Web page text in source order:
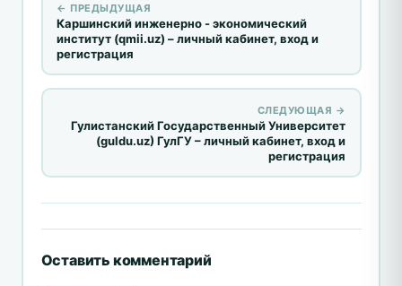
← ПРЕДЫДУЩАЯ
Каршинский инженерно - экономический
институт (qmii.uz) – личный кабинет, вход и
регистрация
СЛЕДУЮЩАЯ →
Гулистанский Государственный Университет
(guldu.uz) ГулГУ – личный кабинет, вход и
регистрация
Оставить комментарий